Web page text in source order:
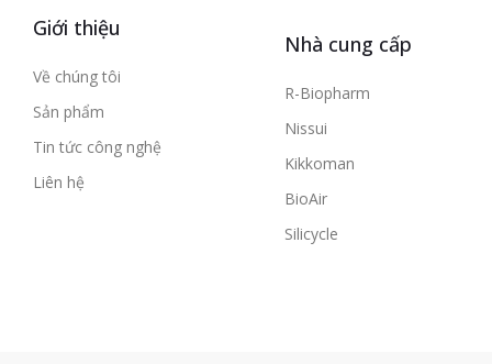
Giới thiệu
Về chúng tôi
Sản phẩm
Tin tức công nghệ
Liên hệ
Nhà cung cấp
R-Biopharm
Nissui
Kikkoman
BioAir
Silicycle